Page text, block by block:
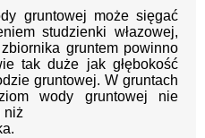
gruntowej może sięgać
studzienki włazowej,
gruntem powinno
tak duże jak głębokość
gruntowej. W gruntach
wody gruntowej nie
niż